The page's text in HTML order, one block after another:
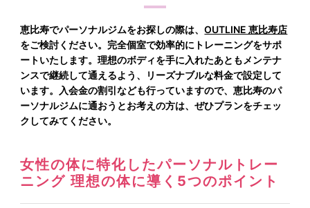
恵比寿でパーソナルジムをお探しの際は、OUTLINE 恵比寿店
をご検討ください。完全個室で効率的にトレーニングをサポ
ートいたします。理想のボディを手に入れたあともメンテナ
ンスで継続して通えるよう、リーズナブルな料金で設定して
います。入会金の割引なども行っていますので、恵比寿のパ
ーソナルジムに通おうとお考えの方は、ぜひプランをチェッ
クしてみてください。
女性の体に特化したパーソナルトレー
ニング 理想の体に導く5つのポイント